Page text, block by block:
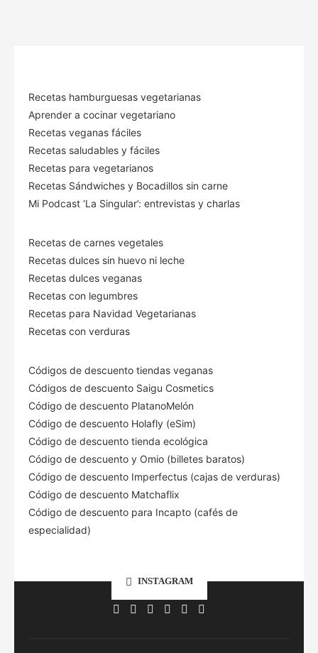
Recetas hamburguesas vegetarianas
Aprender a cocinar vegetariano
Recetas veganas fáciles
Recetas saludables y fáciles
Recetas para vegetarianos
Recetas Sándwiches y Bocadillos sin carne
Mi Podcast ‘La Singular’: entrevistas y charlas
Recetas de carnes vegetales
Recetas dulces sin huevo ni leche
Recetas dulces veganas
Recetas con legumbres
Recetas para Navidad Vegetarianas
Recetas con verduras
Códigos de descuento tiendas veganas
Códigos de descuento Saigu Cosmetics
Código de descuento PlatanoMelón
Código de descuento Holafly (eSim)
Código de descuento tienda ecológica
Código de descuento y Omio (billetes baratos)
Código de descuento Imperfectus (cajas de verduras)
Código de descuento Matchaflix
Código de descuento para Incapto (cafés de
especialidad)
INSTAGRAM